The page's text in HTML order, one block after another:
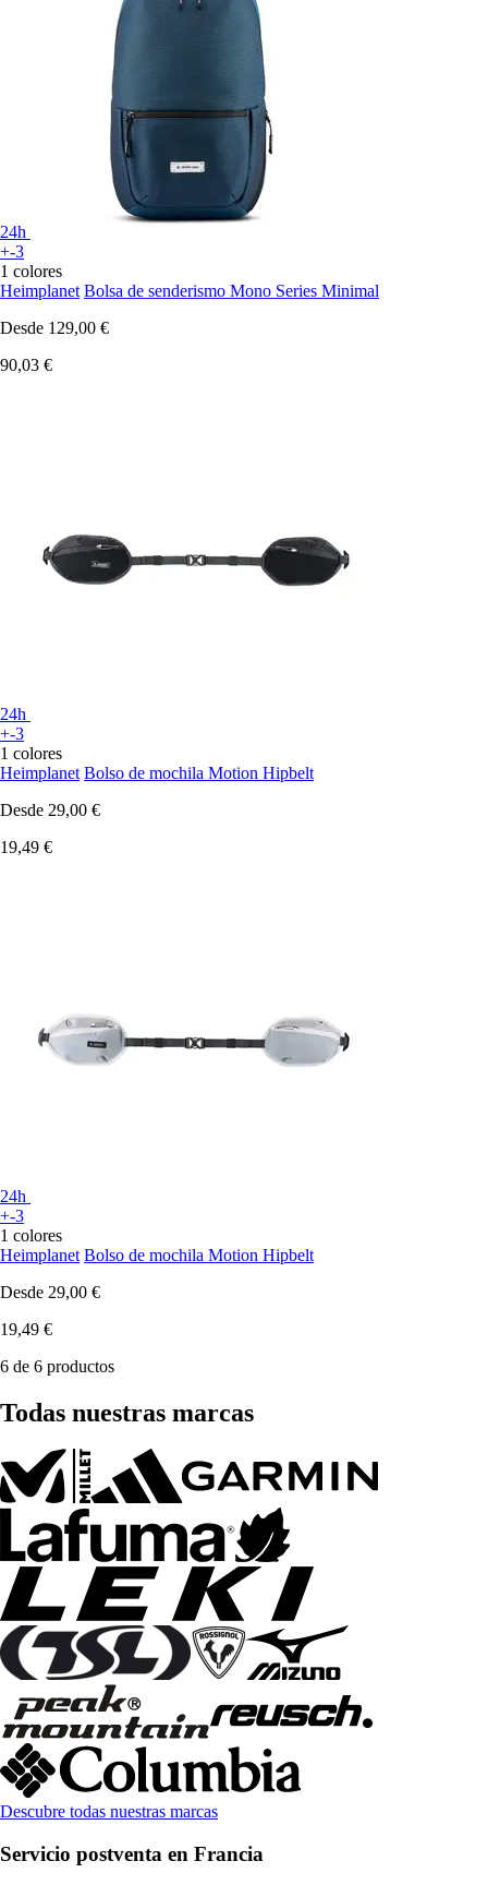
24h
+-3
1 colores
Heimplanet Bolsa de senderismo Mono Series Minimal
Desde 129,00 €
90,03 €
24h
+-3
1 colores
Heimplanet Bolso de mochila Motion Hipbelt
Desde 29,00 €
19,49 €
24h
+-3
1 colores
Heimplanet Bolso de mochila Motion Hipbelt
Desde 29,00 €
19,49 €
6 de 6 productos
Todas nuestras marcas
Descubre todas nuestras marcas
Servicio postventa en Francia